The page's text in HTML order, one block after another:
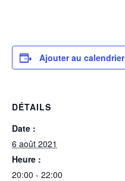
Ajouter au calendrier
DÉTAILS
Date :
6 août 2021
Heure :
20:00 - 22:00